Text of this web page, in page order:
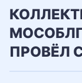
ПРОВЁЛ